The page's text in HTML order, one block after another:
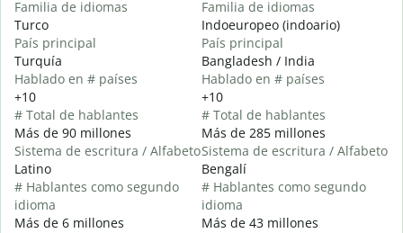
Familia de idiomas
Turco
País principal
Turquía
Hablado en # países
+10
# Total de hablantes
Más de 90 millones
Sistema de escritura / Alfabeto
Latino
# Hablantes como segundo
idioma
Más de 6 millones
Familia de idiomas
Indoeuropeo (indoario)
País principal
Bangladesh / India
Hablado en # países
+10
# Total de hablantes
Más de 285 millones
Sistema de escritura / Alfabeto
Bengalí
# Hablantes como segundo
idioma
Más de 43 millones